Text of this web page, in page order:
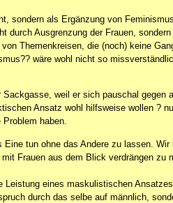
sondern als Ergänzung von
durch Ausgrenzung der Frauen,
Themenkreisen, die (noch) keine
wäre wohl nicht so
weil er sich pauschal gegen
Ansatz wohl hilfsweise wollen ?
haben.
Eine tun ohne das Andere zu lassen.
Frauen aus dem Blick verdrängen
Leistung eines maskulistischen
durch das selbe auf männlich,